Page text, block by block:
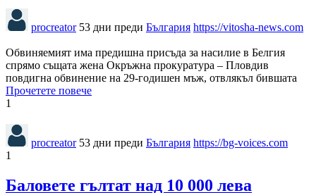
procreator 53 дни преди България https://vitosha-news.com
Обвиняемият има предишна присъда за насилие в Белгия
спрямо същата жена Окръжна прокуратура – Пловдив
повдигна обвинение на 29-годишен мъж, отвлякъл бившата
Прочетете повече
1
procreator 53 дни преди България https://bg-voices.com
1
Баловете гълтат над 10 000 лева